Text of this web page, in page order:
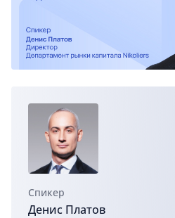
Cпикер
Денис Платов